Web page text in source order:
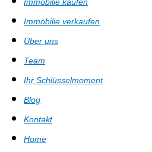
Immobilie verkaufen
Über uns
Team
Ihr Schlüsselmoment
Blog
Kontakt
Home